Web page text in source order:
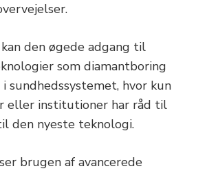
den øgede adgang til
som diamantboring
sundhedssystemet, hvor kun
eller institutioner har råd til
den nyeste teknologi.
brugen af avancerede